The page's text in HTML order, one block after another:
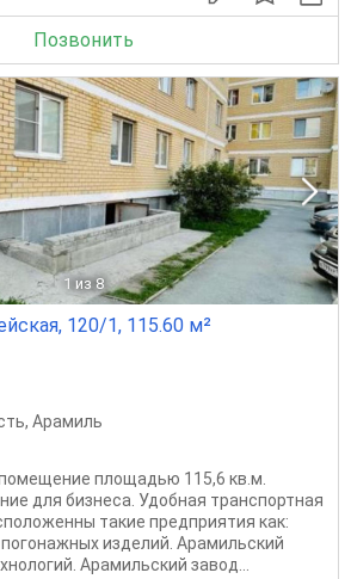
Позвонить
1 из 8
120/1, 115.60 м²
, Арамиль
площадью 115,6 кв.м.
для бизнеса. Удобная транспортная
такие предприятия как:
изделий. Арамильский
Арамильский завод...